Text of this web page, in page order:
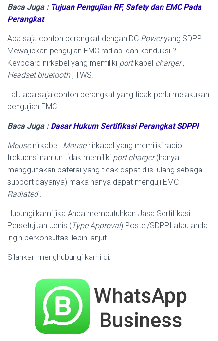
Baca Juga : Tujuan Pengujian RF, Safety dan EMC Pada
Perangkat
Apa saja contoh perangkat dengan DC Poweryang SDPPI
Mewajibkan pengujian EMC radiasi dan konduksi ?
Keyboard nirkabel yang memiliki portkabel charger,
Headset bluetooth, TWS.
Lalu apa saja contoh perangkat yang tidak perlu melakukan
pengujian EMC
Baca Juga : Dasar Hukum Sertifikasi Perangkat SDPPI
Mousenirkabel. Mousenirkabel yang memiliki radio
frekuensi namun tidak memiliki portcharger(hanya
menggunakan baterai yang tidak dapat diisi ulang sebagai
support dayanya) maka hanya dapat menguji EMC
Radiated.
Hubungi kami jika Anda membutuhkan Jasa Sertifikasi
Persetujuan Jenis ( Type Approval) Postel/SDPPI atau anda
ingin berkonsultasi lebih lanjut.
Silahkan menghubungi kami di: